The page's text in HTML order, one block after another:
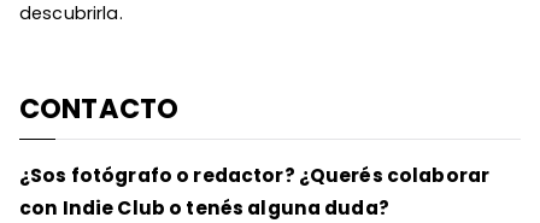
descubrirla.
CONTACTO
¿Sos fotógrafo o redactor? ¿Querés colaborar
con Indie Club o tenés alguna duda?